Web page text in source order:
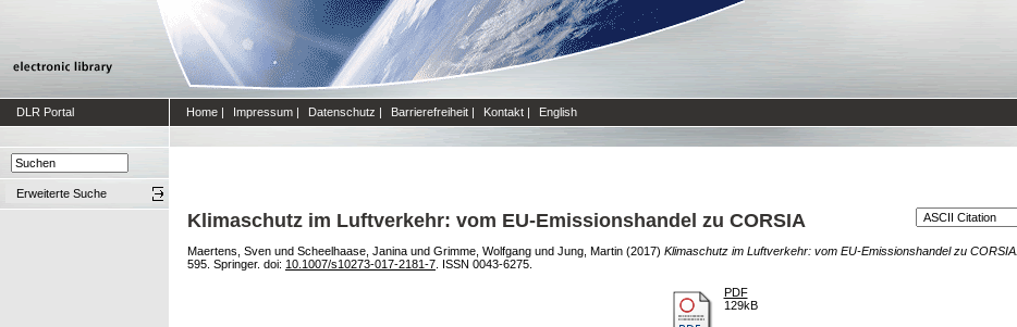
DLR Portal Home | Impressum | Datenschutz | Barrierefreiheit | Kontakt | English
Erweiterte Suche
Klimaschutz im Luftverkehr: vom EU-Emissionshandel zu CORSIA
Maertens, Sven und Scheelhaase, Janina und Grimme, Wolfgang und Jung, Martin (2017) Klimaschutz im Luftverkehr: vom EU-Emissionshandel zu CORSIA.
595. Springer. doi: 10.1007/s10273-017-2181-7 . ISSN 0043-6275.
PDF
129kB